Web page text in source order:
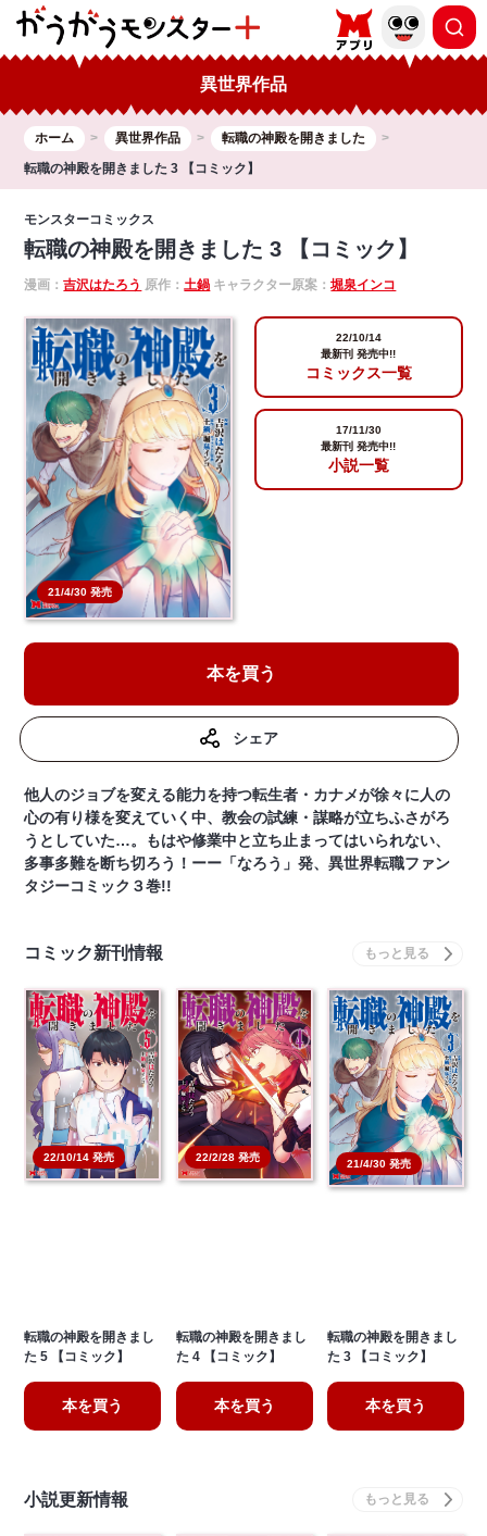
異世界作品
ホーム 異世界作品
転職の神殿を開きました
転職の神殿を開きました 3 【コミック】
モンスターコミックス
転職の神殿を開きました 3 【コミック】
漫画：吉沢はたろう 原作：土鍋 キャラクター原案：堀泉インコ
21/4/30 発売
22/10/14
最新刊 発売中!!
コミックス一覧
17/11/30
最新刊 発売中!!
小説一覧
本を買う
シェア
他人のジョブを変える能力を持つ転生者・カナメが徐々に人の
心の有り様を変えていく中、教会の試練・謀略が立ちふさがろ
うとしていた…。もはや修業中と立ち止まってはいられない、
多事多難を断ち切ろう！ーー「なろう」発、異世界転職ファン
タジーコミック３巻!!
コミック新刊情報
22/10/14 発売
転職の神殿を開きまし
た 5 【コミック】
本を買う
22/2/28 発売
転職の神殿を開きまし
た 4 【コミック】
本を買う
21/4/30 発売
転職の神殿を開きまし
た 3 【コミック】
本を買う
小説更新情報